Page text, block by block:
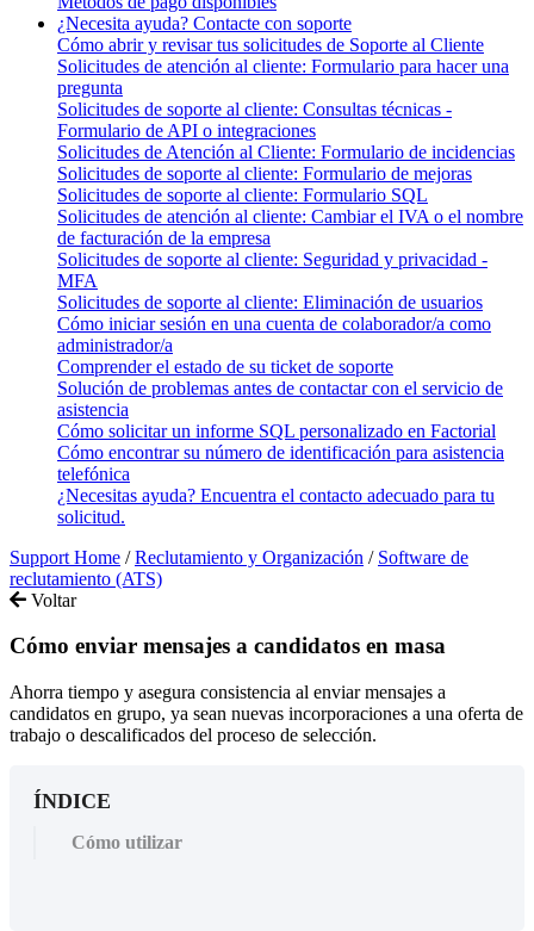
¿Necesita ayuda? Contacte con soporte
Cómo abrir y revisar tus solicitudes de Soporte al Cliente
Solicitudes de atención al cliente: Formulario para hacer una
pregunta
Solicitudes de soporte al cliente: Consultas técnicas -
Formulario de API o integraciones
Solicitudes de Atención al Cliente: Formulario de incidencias
Solicitudes de soporte al cliente: Formulario de mejoras
Solicitudes de soporte al cliente: Formulario SQL
Solicitudes de atención al cliente: Cambiar el IVA o el nombre
de facturación de la empresa
Solicitudes de soporte al cliente: Seguridad y privacidad -
MFA
Solicitudes de soporte al cliente: Eliminación de usuarios
Cómo iniciar sesión en una cuenta de colaborador/a como
administrador/a
Comprender el estado de su ticket de soporte
Solución de problemas antes de contactar con el servicio de
asistencia
Cómo solicitar un informe SQL personalizado en Factorial
Cómo encontrar su número de identificación para asistencia
telefónica
¿Necesitas ayuda? Encuentra el contacto adecuado para tu
solicitud.
Support Home / Reclutamiento y Organización / Software de
reclutamiento (ATS)
Voltar
Cómo enviar mensajes a candidatos en masa
Ahorra tiempo y asegura consistencia al enviar mensajes a
candidatos en grupo, ya sean nuevas incorporaciones a una oferta de
trabajo o descalificados del proceso de selección.
ÍNDICE
Cómo utilizar